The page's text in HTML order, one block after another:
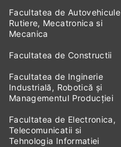
Facultatea de Autovehicule
Rutiere, Mecatronica si
Mecanica
Facultatea de Constructii
Facultatea de Inginerie
Industrială, Robotică și
Managementul Producției
Facultatea de Electronica,
Telecomunicatii si
Tehnologia Informatiei